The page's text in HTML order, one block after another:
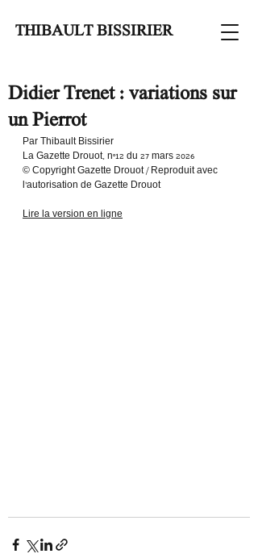
THIBAULT BISSIRIER
Didier Trenet : variations sur
un Pierrot
Par Thibault Bissirier
La Gazette Drouot, n°12 du 27 mars 2026
© Copyright Gazette Drouot / Reproduit avec
l'autorisation de Gazette Drouot
Lire la version en ligne